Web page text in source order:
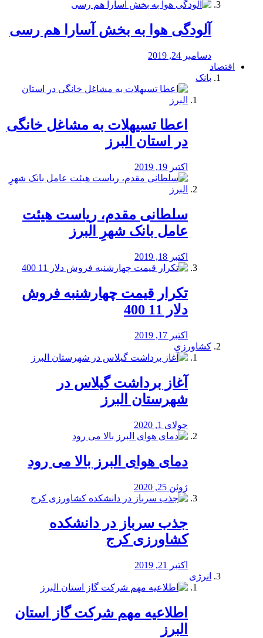
آلودگی هوا به بخش آسارا هم رسی
دسامبر 24, 2019
اقتصاد
بانک
️اعطا تسیهلات به مشاغل خانگی
در استان البرز
اکتبر 19, 2019
سلطانی مقدم، ریاست هیئت
عامل بانک شهرِ البرز
اکتبر 18, 2019
تکرار قیمت چهارشنبه فروش
دلار 11 400
اکتبر 17, 2019
کشاورزی
آغاز برداشت گیلاس در
شهرستان البرز
جولای 1, 2020
دمای هوای البرز بالا می رود
ژوئن 25, 2020
جذب سرباز در دانشکده
کشاورزی کرج
اکتبر 21, 2019
انرژی
️اطلاعیه مهم شرکت گاز استان
البرز